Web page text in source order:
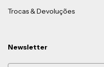
Trocas & Devoluções
Newsletter